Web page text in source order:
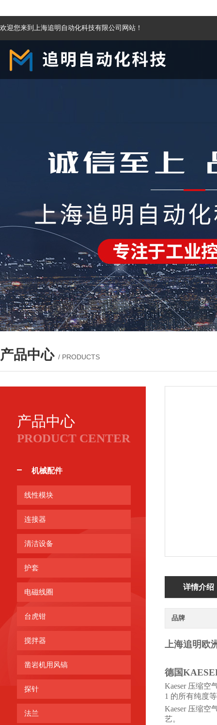
欢迎您来到上海追明自动化科技有限公司网站！
产品中心 / PRODUCTS
产品中心
PRODUCT CENTER
机械配件
线性模块
连接器
清洁设备
护套
电磁线圈
台虎钳
搅拌器
凿岩机用风镐
探针
法兰
详情介绍
品牌
上海追明 欧
德国
Kaeser 压缩
1 的所有纯度
Kaeser 压缩空
艺。